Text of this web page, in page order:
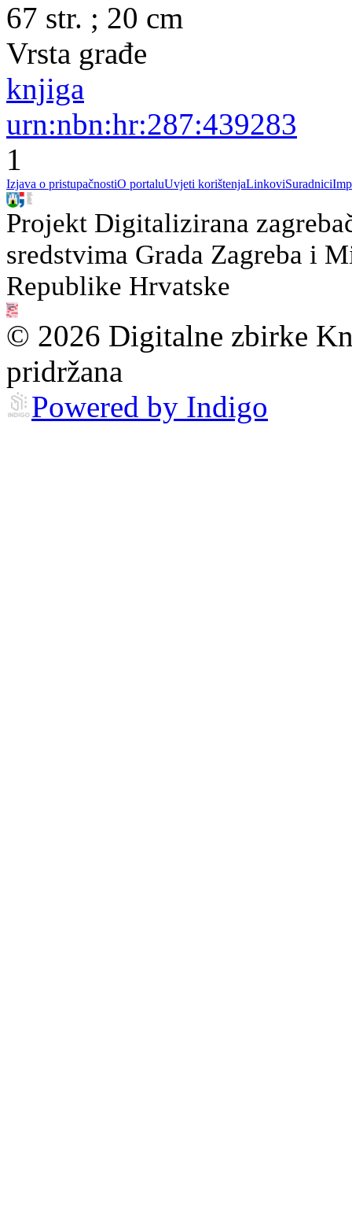
67 str. ; 20 cm
Vrsta građe
knjiga
urn:nbn:hr:287:439283
1
Izjava o pristupačnostiO portaluUvjeti korištenjaLinkoviSuradnici
Projekt Digitalizirana
sredstvima Grada Zagreba i
Republike Hrvatske
© 2026 Digitalne zbirke
pridržana
Powered by Indigo